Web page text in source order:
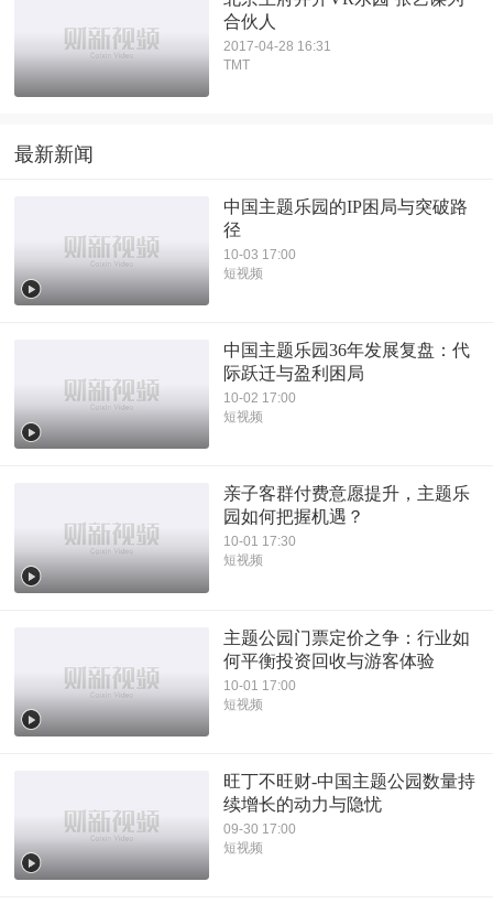
合伙人
2017-04-28 16:31
TMT
最新新闻
中国主题乐园的IP困局与突破路
径
10-03 17:00
短视频
中国主题乐园36年发展复盘：代
际跃迁与盈利困局
10-02 17:00
短视频
亲子客群付费意愿提升，主题乐
园如何把握机遇？
10-01 17:30
短视频
主题公园门票定价之争：行业如
何平衡投资回收与游客体验
10-01 17:00
短视频
旺丁不旺财-中国主题公园数量持
续增长的动力与隐忧
09-30 17:00
短视频